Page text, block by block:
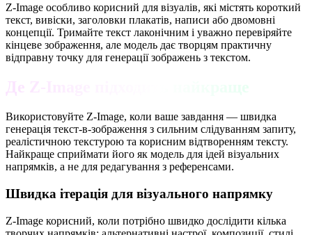
Z-Image особливо корисний для візуалів, які містять короткий
текст, вивіски, заголовки плакатів, написи або двомовні
концепції. Тримайте текст лаконічним і уважно перевіряйте
кінцеве зображення, але модель дає творцям практичну
відправну точку для генерації зображень з текстом.
Де Z-Image підходить найкраще
Використовуйте Z-Image, коли ваше завдання — швидка
генерація текст-в-зображення з сильним слідуванням запиту,
реалістичною текстурою та корисним відтворенням тексту.
Найкраще сприймати його як модель для ідей візуальних
напрямків, а не для редагування з референсами.
Швидка ітерація для візуального напрямку
Z-Image корисний, коли потрібно швидко дослідити кілька